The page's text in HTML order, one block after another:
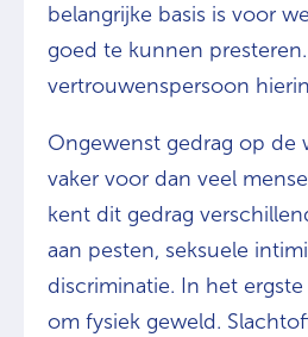
belangrijke basis is voor
goed te kunnen
vertrouwenspersoon
Ongewenst gedrag op de
vaker voor dan veel
kent dit gedrag
aan pesten, seksuele
discriminatie. In het
om fysiek geweld.